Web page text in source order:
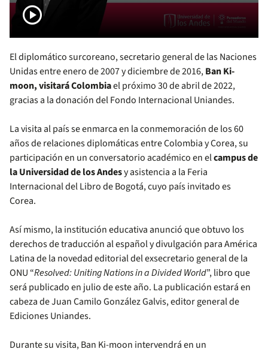
play_circle
El diplomático surcoreano, secretario general de las Naciones
Unidas entre enero de 2007 y diciembre de 2016,Ban Ki-
moon, visitará Colombiael próximo 30 de abril de 2022,
gracias a la donación del Fondo Internacional Uniandes.
La visita al país se enmarca en la conmemoración de los 60
años de relaciones diplomáticas entre Colombia y Corea, su
participación en un conversatorio académico en elcampus de
la Universidad de los Andesy asistencia a la Feria
Internacional del Libro de Bogotá, cuyo país invitado es
Corea.
Así mismo, la institución educativa anunció que obtuvo los
derechos de traducción al español y divulgación para América
Latina de la novedad editorial del exsecretario general de la
ONU “Resolved: Uniting Nations in a Divided World”, libro que
será publicado en julio de este año. La publicación estará en
cabeza de Juan Camilo González Galvis, editor general de
Ediciones Uniandes.
Durante su visita, Ban Ki-moon intervendrá en un